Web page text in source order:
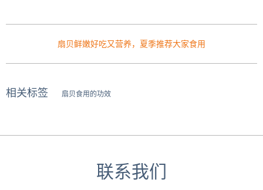
扇贝鲜嫩好吃又营养，夏季推荐大家食用
相关标签 扇贝食用的功效
联系我们